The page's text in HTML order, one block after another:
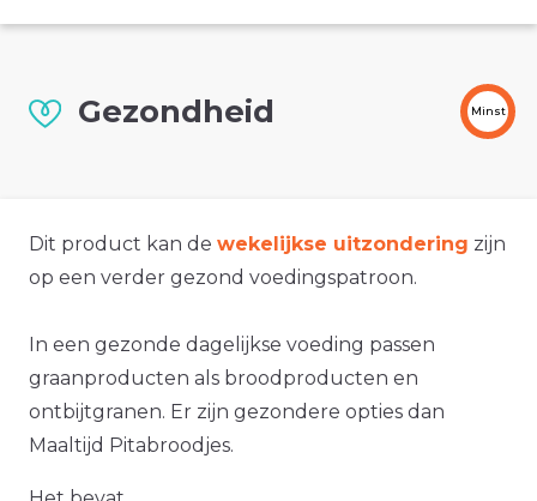
Gezondheid Minst
Dit product kan de wekelijkse uitzondering zijn
op een verder gezond voedingspatroon.
In een gezonde dagelijkse voeding passen
graanproducten als broodproducten en
ontbijtgranen. Er zijn gezondere opties dan
Maaltijd Pitabroodjes.